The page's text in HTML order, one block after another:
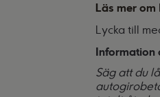
Läs mer om
Lycka till
Information
Säg att du